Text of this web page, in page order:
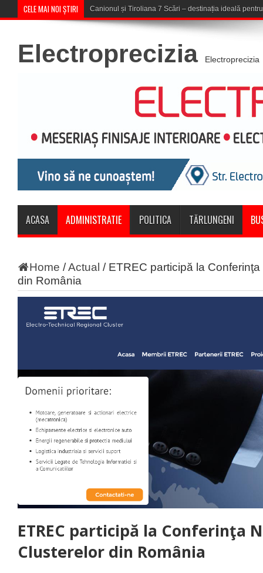
CELE MAI NOI ȘTIRI Concert în aer liber la Kome
Electroprecizia Electroprecizia
ACASA ADMINISTRATIE POLITICA TĂRLUNGENI
Home /Actual / ETREC participă la
din România
ETREC participă la Conferinţa
Clusterelor din România